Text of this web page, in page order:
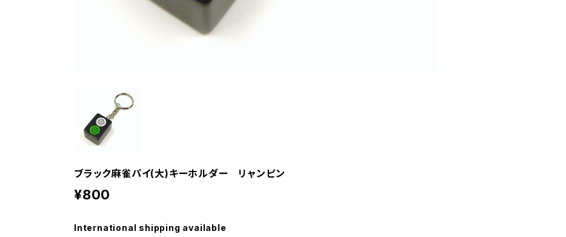
ブラック麻雀パイ(大)キーホルダー リャンピン
¥800
International shipping available